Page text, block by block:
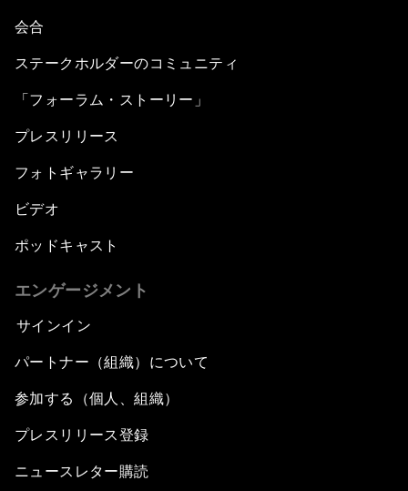
会合
ステークホルダーのコミュニティ
「フォーラム・ストーリー」
プレスリリース
フォトギャラリー
ビデオ
ポッドキャスト
エンゲージメント
サインイン
パートナー（組織）について
参加する（個人、組織）
プレスリリース登録
ニュースレター購読